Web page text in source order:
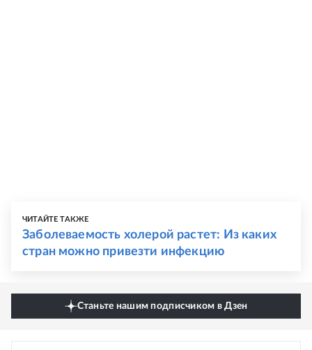
ЧИТАЙТЕ ТАКЖЕ
Заболеваемость холерой растет: Из каких
стран можно привезти инфекцию
Станьте нашим подписчиком в Дзен